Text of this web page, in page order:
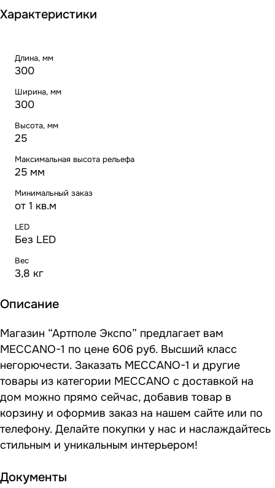
Характеристики
Длина, мм
300
Ширина, мм
300
Высота, мм
25
Максимальная высота рельефа
25 мм
Минимальный заказ
от 1 кв.м
LED
Без LED
Вес
3,8 кг
Описание
Магазин “Артполе Экспо” предлагает вам
MECCANO-1 по цене 606 руб. Высший класс
негорючести. Заказать MECCANO-1 и другие
товары из категории MECCANO с доставкой на
дом можно прямо сейчас, добавив товар в
корзину и оформив заказ на нашем сайте или по
телефону. Делайте покупки у нас и наслаждайтесь
стильным и уникальным интерьером!
Документы